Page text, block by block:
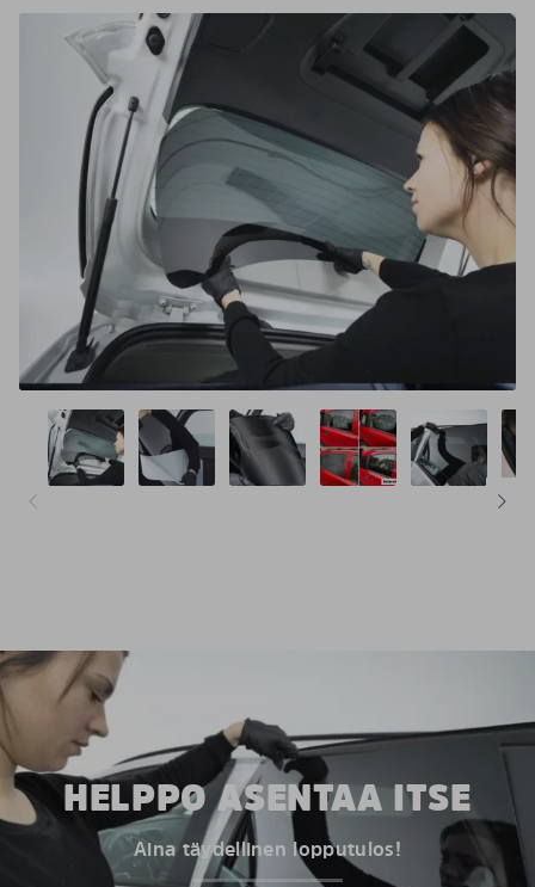
HELPPO ASENTAA ITSE
Aina täydellinen lopputulos!